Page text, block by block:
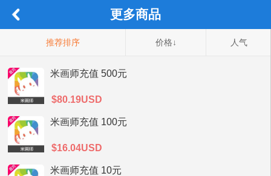
更多商品
推荐排序 价格↓ 人气
米画师充值 500元
$80.19USD
米画师充值 100元
$16.04USD
米画师充值 10元